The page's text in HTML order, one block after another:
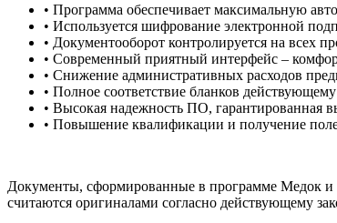
• Программа обеспечивает максимальную
• Используется шифрование электронной
• Документооборот контролируется на всех
• Современный приятный интерфейс –
• Снижение административных расходов
• Полное соответствие бланков
• Высокая надежность ПО, гарантированная
• Повышение квалификации и получение
Документы, сформированные в программе Медок
считаются оригиналами согласно действующему